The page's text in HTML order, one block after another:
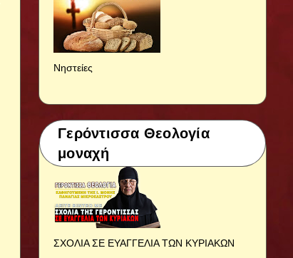
Νηστείες
Γερόντισσα Θεολογία
μοναχή
ΣΧΟΛΙΑ ΣΕ ΕΥΑΓΓΕΛΙΑ ΤΩΝ ΚΥΡΙΑΚΩΝ